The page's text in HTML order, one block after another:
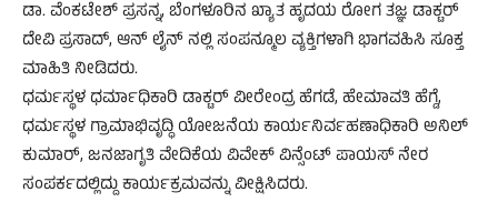
ಡಾ. ವೆಂಕಟೇಶ್ ಪ್ರಸನ್ನ, ಬೆಂಗಳೂರಿನ ಖ್ಯಾತ ಹೃದಯ ರೋಗ ತಜ್ಞ ಡಾಕ್ಟರ್
ದೇವಿ ಪ್ರಸಾದ್, ಆನ್ ಲೈನ್ ನಲ್ಲಿ ಸಂಪನ್ಮೂಲ ವ್ಯಕ್ತಿಗಳಾಗಿ ಭಾಗವಹಿಸಿ ಸೂಕ್ತ
ಮಾಹಿತಿ ನೀಡಿದರು.
ಧರ್ಮಸ್ಥಳ ಧರ್ಮಾಧಿಕಾರಿ ಡಾಕ್ಟರ್ ವೀರೇಂದ್ರ ಹೆಗಡೆ, ಹೇಮಾವತಿ ಹೆಗ್ಡೆ,
ಧರ್ಮಸ್ಥಳ ಗ್ರಾಮಾಭಿವೃದ್ಧಿ ಯೋಜನೆಯ ಕಾರ್ಯನಿರ್ವಹಣಾಧಿಕಾರಿ ಅನಿಲ್
ಕುಮಾರ್, ಜನಜಾಗೃತಿ ವೇದಿಕೆಯ ವಿವೇಕ್ ವಿನ್ಸೆಂಟ್ ಪಾಯಸ್ ನೇರ
ಸಂಪರ್ಕದಲ್ಲಿದ್ದು ಕಾರ್ಯಕ್ರಮವನ್ನು ವೀಕ್ಷಿಸಿದರು.